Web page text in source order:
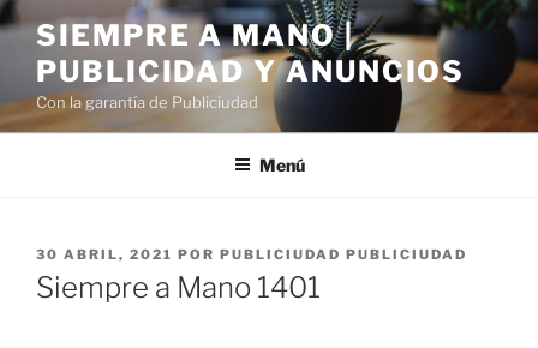
Saltar
contenido
SIEMPRE A MANO |
PUBLICIDAD Y ANUNCIOS
Con la garantía de Publiciudad
Menú
PUBLICADO
EL
30 ABRIL, 2021 POR PUBLICIUDAD PUBLICIUDAD
Siempre a Mano 1401